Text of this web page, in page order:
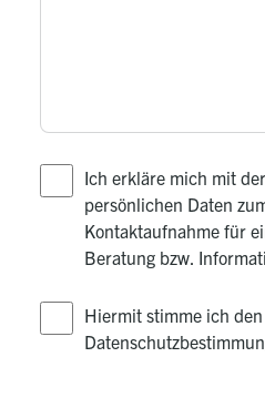
Ich erkläre mich mit
persönlichen Daten
Kontaktaufnahme für
Beratung bzw.
Hiermit stimme ich den